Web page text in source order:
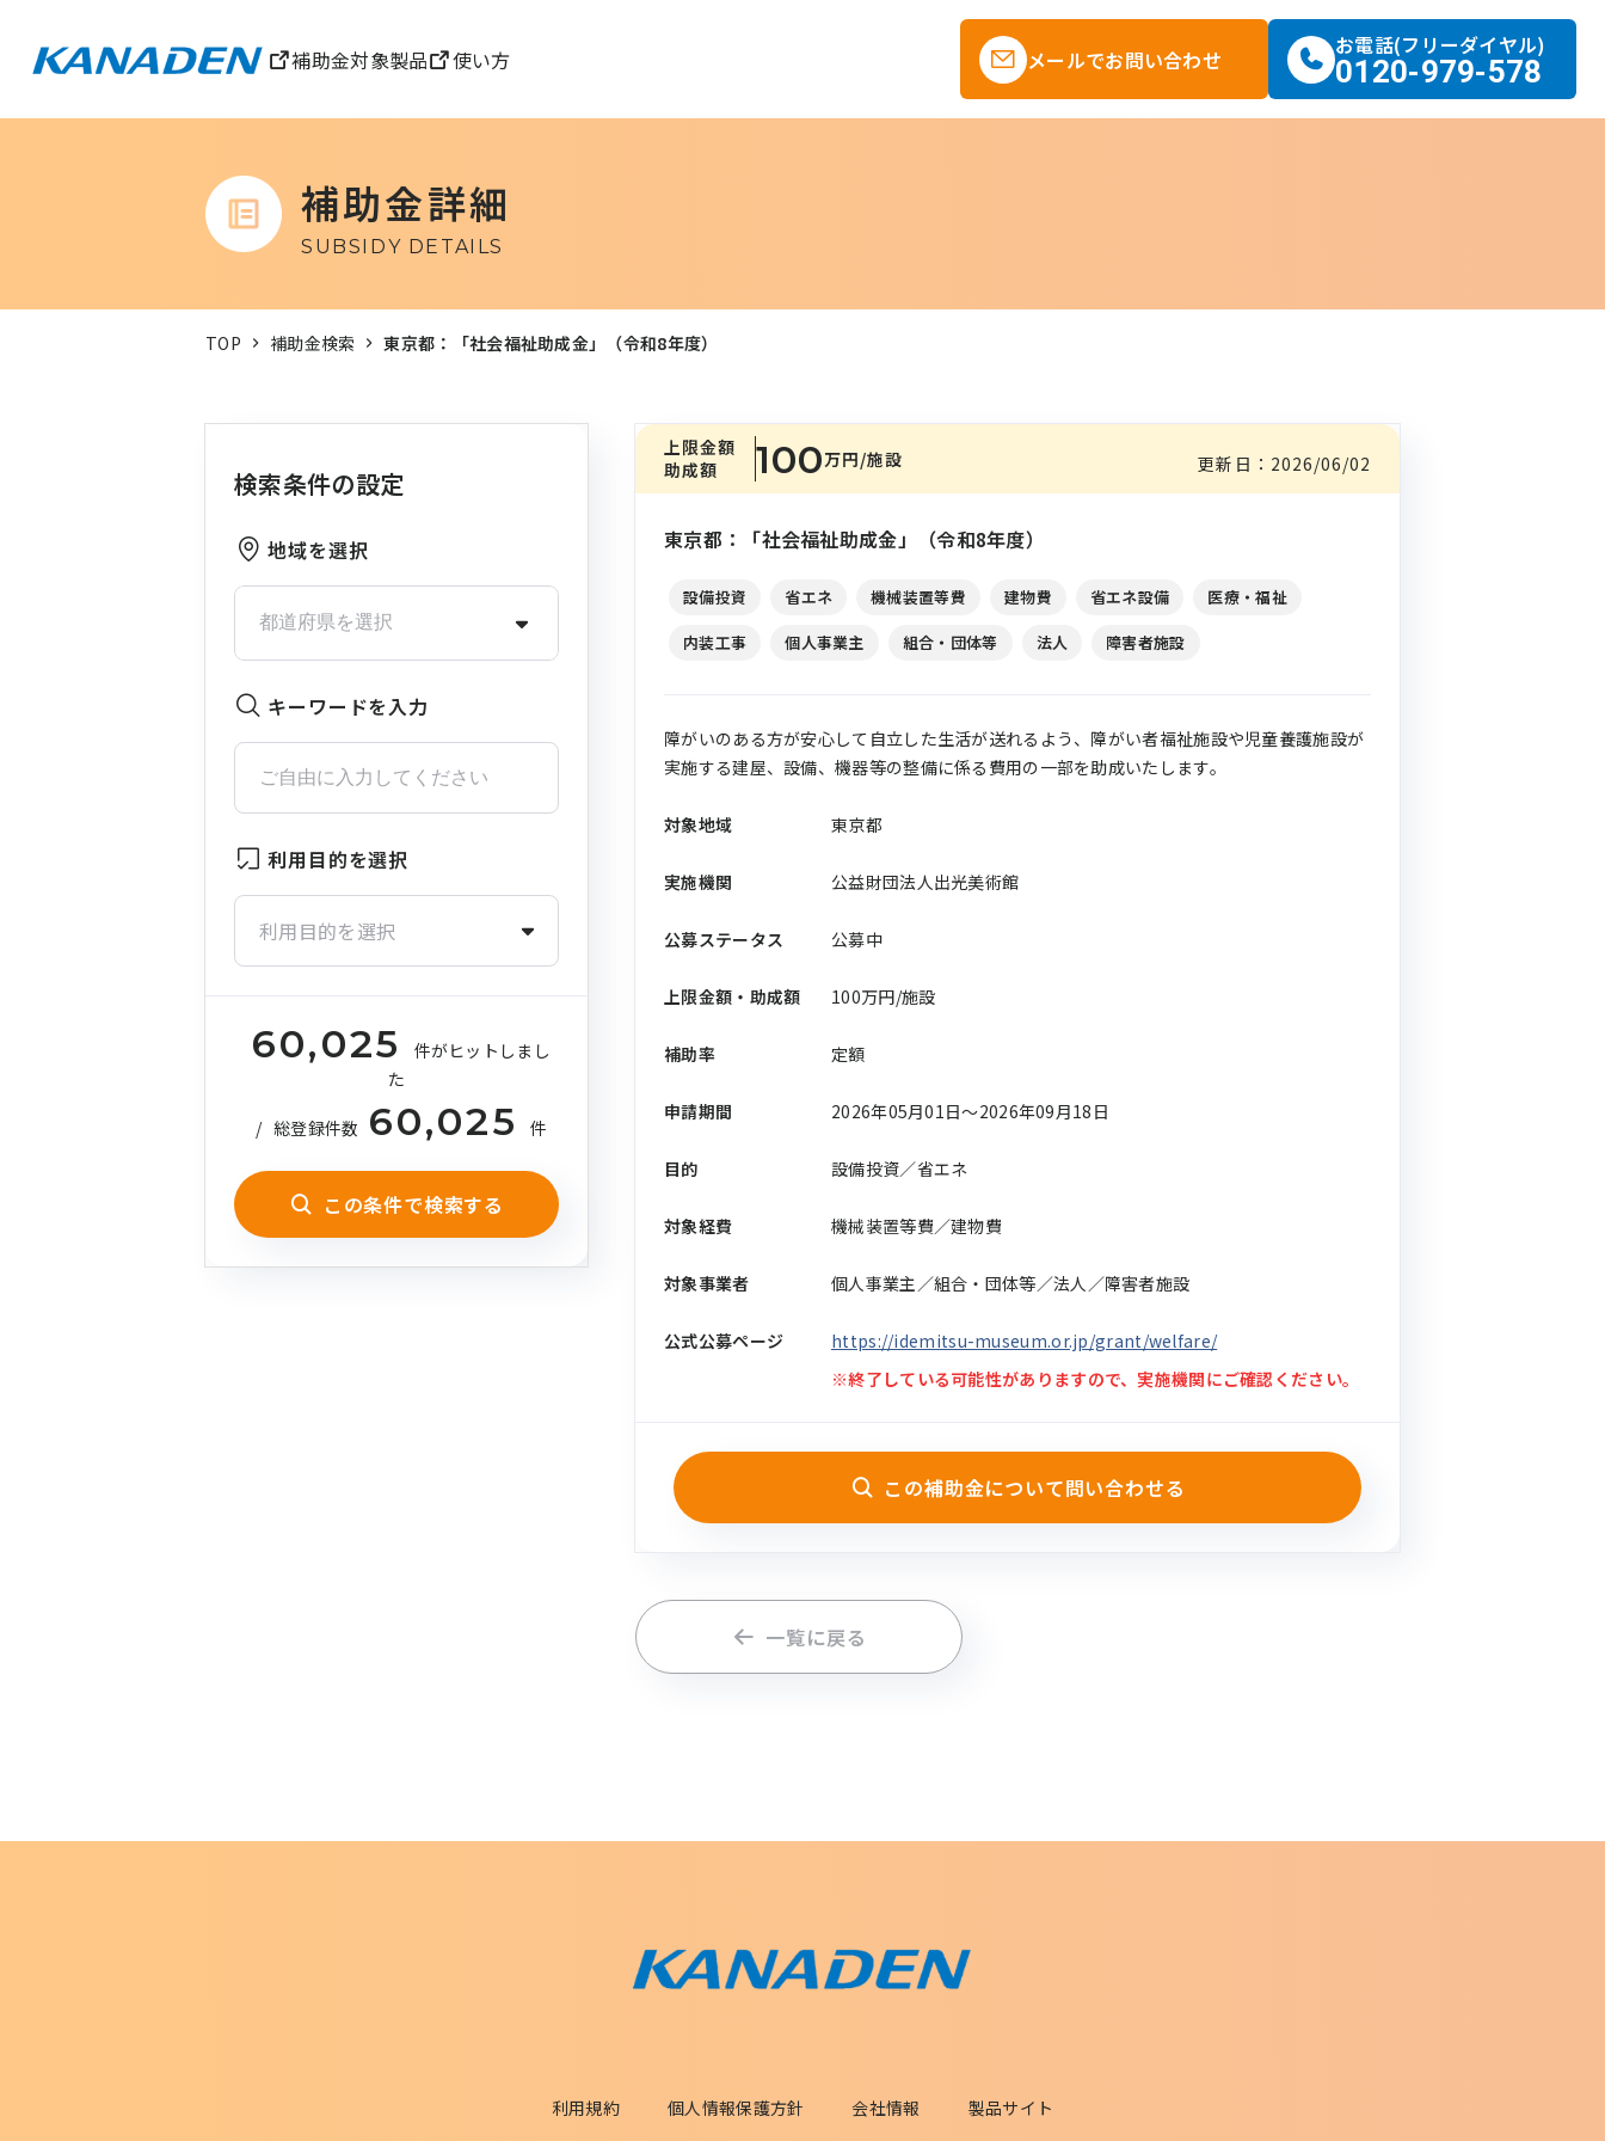
補助金対象製品 使い方 メールでお問い合わせ
お電話(フリーダイヤル)
0120-979-578
補助金詳細
SUBSIDY DETAILS
TOP 補助金検索 東京都：「社会福祉助成金」（令和8年度）
検索条件の設定
地域を選択
キーワードを入力
利用目的を選択
利用目的を選択
60,025
件がヒットしまし
た
/ 総登録件数 60,025 件
この条件で検索する
上限金額
助成額
100万円/施設 更新日： 2026/06/02
東京都：「社会福祉助成金」（令和8年度）
設備投資 省エネ 機械装置等費 建物費 省エネ設備
医療・福祉
内装工事
個人事業主 組合・団体等 法人 障害者施設
障がいのある方が安心して自立した生活が送れるよう、障がい者福祉施設や児童養護施設が
実施する建屋、設備、機器等の整備に係る費用の一部を助成いたします。
対象地域 東京都
実施機関 公益財団法人出光美術館
公募ステータス 公募中
上限金額・助成額 100万円/施設
補助率 定額
申請期間 2026年05月01日〜2026年09月18日
目的 設備投資／省エネ
対象経費 機械装置等費／建物費
対象事業者 個人事業主／組合・団体等／法人／障害者施設
公式公募ページ
https://idemitsu-museum.or.jp/grant/welfare/
※終了している可能性がありますので、実施機関にご確認ください。
この補助金について問い合わせる
一覧に戻る
利用規約 個人情報保護方針 会社情報 製品サイト